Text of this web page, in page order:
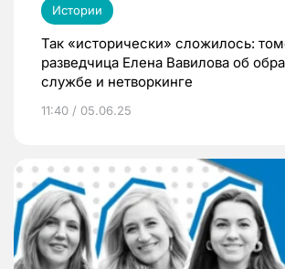
Истории
Так «исторически» сложилось:
разведчица Елена Вавилова об
службе и нетворкинге
11:40 / 05.06.25